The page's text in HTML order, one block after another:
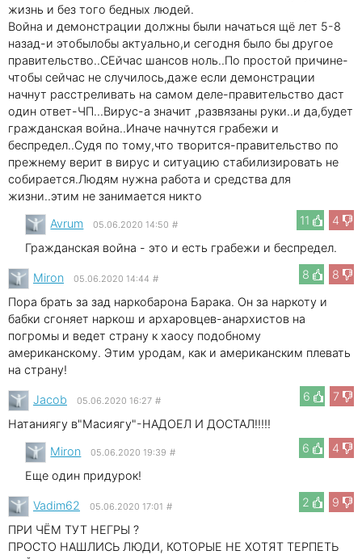
жизнь и без того бедных людей.
Война и демонстрации должны были начаться щё лет 5-8
назад-и этобылобы актуально,и сегодня было бы другое
правительство..СЕйчас шансов ноль..По простой причине-
чтобы сейчас не случилось,даже если демонстрации
начнут расстреливать на самом деле-правительство даст
один ответ-ЧП...Вирус-а значит ,развязаны руки..и да,будет
гражданская война..Иначе начнутся грабежи и
беспредел..Судя по тому,что творится-правительство по
прежнему верит в вирус и ситуацию стабилизировать не
собирается.Людям нужна работа и средства для
жизни..этим не занимается никто
11
4
Avrum 05.06.2020 14:50 #
Гражданская война - это и есть грабежи и беспредел.
8
8
Miron 05.06.2020 14:44 #
Пора брать за зад наркобарона Барака. Он за наркоту и
бабки сгоняет наркош и архаровцев-анархистов на
погромы и ведет страну к хаосу подобному
американскому. Этим уродам, как и американским плевать
на страну!
6
7
Jacob 05.06.2020 16:27 #
Натаниягу в"Масиягу"-НАДОЕЛ И ДОСТАЛ!!!!!
6
4
Miron 05.06.2020 19:39 #
Еще один придурок!
2
9
Vadim62 05.06.2020 17:01 #
ПРИ ЧЁМ ТУТ НЕГРЫ ?
ПРОСТО НАШЛИСЬ ЛЮДИ, КОТОРЫЕ НЕ ХОТЯТ ТЕРПЕТЬ